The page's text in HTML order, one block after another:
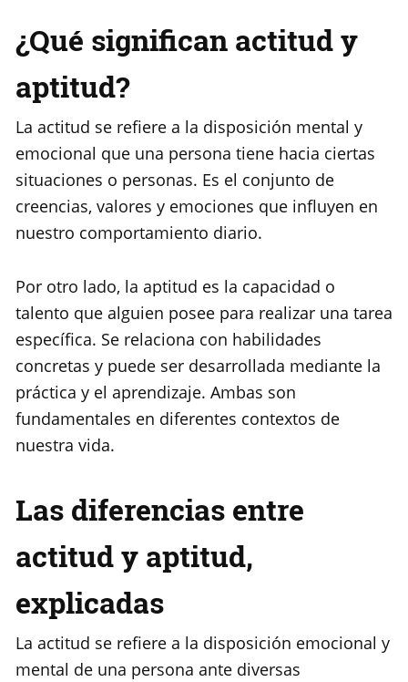
¿Qué significan actitud y
aptitud?
La actitud se refiere a la disposición mental y
emocional que una persona tiene hacia ciertas
situaciones o personas. Es el conjunto de
creencias, valores y emociones que influyen en
nuestro comportamiento diario.
Por otro lado, la aptitud es la capacidad o
talento que alguien posee para realizar una tarea
específica. Se relaciona con habilidades
concretas y puede ser desarrollada mediante la
práctica y el aprendizaje. Ambas son
fundamentales en diferentes contextos de
nuestra vida.
Las diferencias entre
actitud y aptitud,
explicadas
La actitud se refiere a la disposición emocional y
mental de una persona ante diversas